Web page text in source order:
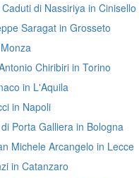
di Nassiriya in
Saragat in Grosseto
Chiribiri in Torino
in L'Aquila
in Napoli
Porta Galliera in Bologna
Michele Arcangelo in Lecce
in Catanzaro